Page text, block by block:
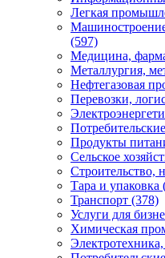
Легкая
(597)
Медицина,
Металлургия,
Нефтегазовая
Перевозки,
Продукты
Сельское
Строительство,
Тара и упаковка
Транспорт (378)
Услуги для
Химическая